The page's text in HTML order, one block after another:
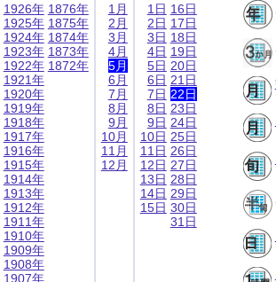
1926年
1925年
1924年
1923年
1922年
1921年
1920年
1919年
1918年
1917年
1916年
1915年
1914年
1913年
1912年
1911年
1910年
1909年
1908年
1907年
1876年
1875年
1874年
1873年
1872年
1月
2月
3月
4月
5月
6月
7月
8月
9月
10月
11月
12月
1日
2日
3日
4日
5日
6日
7日
8日
9日
10日
11日
12日
13日
14日
15日
16日
17日
18日
19日
20日
21日
22日
23日
24日
25日
26日
27日
28日
29日
30日
31日